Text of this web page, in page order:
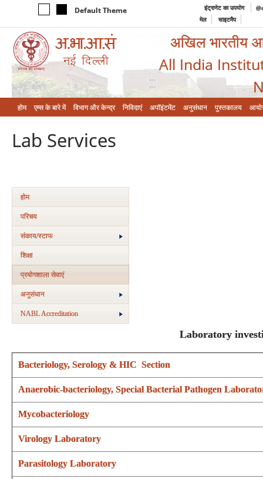
Default Theme इंट्रानेट का उपयोग
मेल
साइटमैप
अखिल भारतीय
All India
होम एम्‍स के बारे में विभाग और केन्‍द्र निविदाएं अपॉइंटमेंट अनुसंधान पुस्तकालय
Lab Services
होम
परिचय
संकाय/स्‍टाफ
शिक्षा
प्रयोगशाला सेवाएं
अनुसंधान
NABL Accreditation
Laboratory
Bacteriology, Serology & HIC Section
Anaerobic-bacteriology, Special Bacterial Pathogen
Mycobacteriology
Virology Laboratory
Parasitology Laboratory